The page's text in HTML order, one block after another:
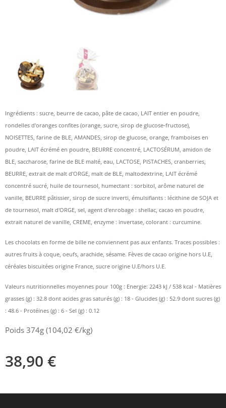
Ingrédients : sucre, beurre de cacao, pâte de cacao, LAIT entier en poudre,
rondelles d'oranges confites (orange, sucre, sirop de glucose-fructose),
NOISETTES, farine de BLE, AMANDES, sirop de glucose, orange, framboises en
poudre, LAIT écrémé en poudre, BEURRE concentré, LACTOSÉRUM, amidon de
BLE, saccharose, farine de BLE malté, eau, LACTOSE, PISTACHES, cranberries,
BEURRE, extrait de malt d'ORGE, malt de BLE, maltodextrine, LAIT écrémé
concentré sucré, huile de tournesol, humectant : sorbitol, arôme naturel de
vanille, BEURRE pâtissier, sirop de sucre inverti, émulsifiants : lécithine de SOJA et
de tournesol, malt d'ORGE, sel, agent d'enrobage : shellac, cacao en poudre,
extrait naturel de vanille, CREME, enzyme : invertase, colorant : curcumine.
Les chocolats en forme de bille ne conviennent pas aux enfants. Traces possibles :
autres fruits à coque, oeufs, arachide, sésame. Fèves de cacao origine hors U.E,
céréales biscuitées origine France, sucre origine U.E/hors U.E.
Valeurs nutritionnelles moyennes pour 100g : Energie: 2243 kJ / 538 kcal - Matières
grasses (g) : 32.8 dont acides gras saturés (g) : 18 - Glucides (g) : 52.9 dont sucres (g)
: 48.6 - Protéines (g) : 6 - Sel (g) : 0.12
Poids 374g (104,02 €/kg)
38,90 €